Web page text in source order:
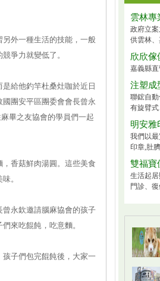
外一種生活的技能，一般
爭力就變低了。
給他釣竿杜桑灶咖於近日
團安平區團委會會長曾永
畢之友協會的學員們一起
香菇鮮肉湯圓。這些美食
。
永欽邀請腦麻協會的孩子
來吃餛飩，吃意麵。
子們包完餛飩後，大家一
雲林專
政府立
供雲林
欣欣傢
嘉義縣
注塑成
聯鋐自
有旋臂
明安雅
我們以
印章,肚
雙福寶
生活起
門診、